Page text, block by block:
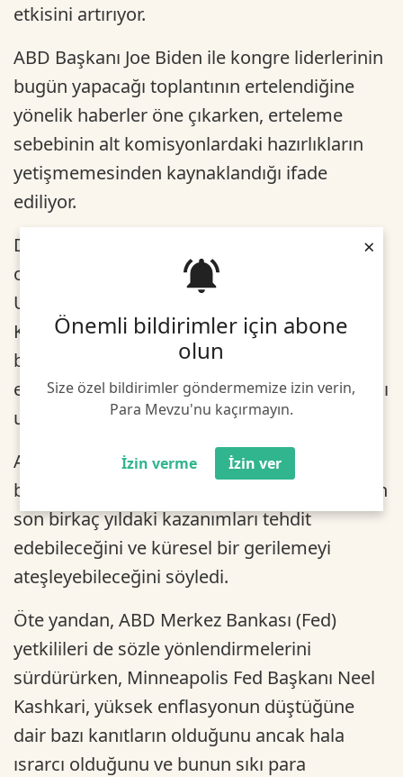
Önemli bildirimler için abone
olun
Size özel bildirimler göndermemize izin verin,
Para Mevzu'nu kaçırmayın.
İzin verme İzin ver
×
etkisini artırıyor.
ABD Başkanı Joe Biden ile kongre liderlerinin
bugün yapacağı toplantının ertelendiğine
yönelik haberler öne çıkarken, erteleme
sebebinin alt komisyonlardaki hazırlıkların
yetişmemesinden kaynaklandığı ifade
ediliyor.
Dün konuya ilişkin açıklamalar yatırımcıların
odağında kalmaya devam ederken,
Uluslararası Para Fonu (IMF) Sözcüsü Julie
Kozack, ABD'nin temerrüde düşmesi halinde
bu durumun sadece ABD için değil, küresel
ekonomi için de çok ciddi yansımaları olacağı
uyarısında bulundu.
ABD Hazine Bakanı Janet Yellen da ABD'nin
borç yükümlülüklerini yerine getirmemesinin
son birkaç yıldaki kazanımları tehdit
edebileceğini ve küresel bir gerilemeyi
ateşleyebileceğini söyledi.
Öte yandan, ABD Merkez Bankası (Fed)
yetkilileri de sözle yönlendirmelerini
sürdürürken, Minneapolis Fed Başkanı Neel
Kashkari, yüksek enflasyonun düştüğüne
dair bazı kanıtların olduğunu ancak hala
ısrarcı olduğunu ve bunun sıkı para